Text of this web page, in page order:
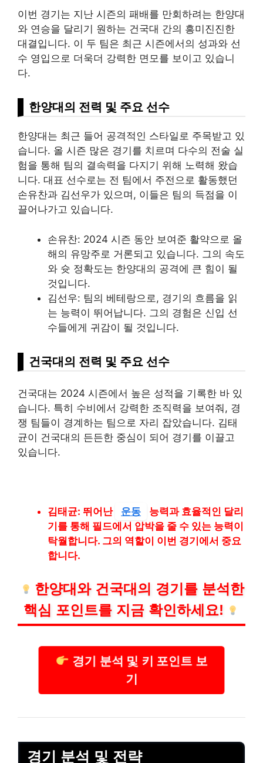
이번 경기는 지난 시즌의 패배를 만회하려는 한양대
와 연승을 달리기 원하는 건국대 간의 흥미진진한
대결입니다. 이 두 팀은 최근 시즌에서의 성과와 선
수 영입으로 더욱더 강력한 면모를 보이고 있습니
다.
한양대의 전력 및 주요 선수
한양대는 최근 들어 공격적인 스타일로 주목받고 있
습니다. 올 시즌 많은 경기를 치르며 다수의 전술 실
험을 통해 팀의 결속력을 다지기 위해 노력해 왔습
니다. 대표 선수로는 전 팀에서 주전으로 활동했던
손유찬과 김선우가 있으며, 이들은 팀의 득점을 이
끌어나가고 있습니다.
손유찬: 2024 시즌 동안 보여준 활약으로 올
해의 유망주로 거론되고 있습니다. 그의 속도
와 슛 정확도는 한양대의 공격에 큰 힘이 될
것입니다.
김선우: 팀의 베테랑으로, 경기의 흐름을 읽
는 능력이 뛰어납니다. 그의 경험은 신입 선
수들에게 귀감이 될 것입니다.
건국대의 전력 및 주요 선수
건국대는 2024 시즌에서 높은 성적을 기록한 바 있
습니다. 특히 수비에서 강력한 조직력을 보여줘, 경
쟁 팀들이 경계하는 팀으로 자리 잡았습니다. 김태
균이 건국대의 든든한 중심이 되어 경기를 이끌고
있습니다.
김태균: 뛰어난 운동
능력과 효율적인 달리
기를 통해 필드에서 압박을 줄 수 있는 능력이
탁월합니다. 그의 역할이 이번 경기에서 중요
합니다.
한양대와 건국대의 경기를 분석한
핵심 포인트를 지금 확인하세요!
경기 분석 및 키 포인트 보
기
경기 분석 및 전략